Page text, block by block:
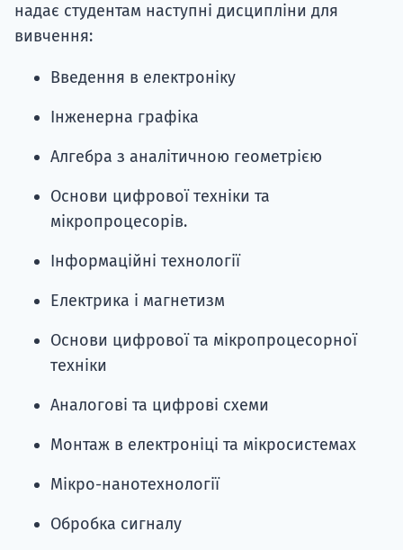
надає студентам наступні дисципліни для
вивчення:
Введення в електроніку
Інженерна графіка
Алгебра з аналітичною геометрією
Основи цифрової техніки та
мікропроцесорів.
Інформаційні технології
Електрика і магнетизм
Основи цифрової та мікропроцесорної
техніки
Аналогові та цифрові схеми
Монтаж в електроніці та мікросистемах
Мікро-нанотехнології
Обробка сигналу